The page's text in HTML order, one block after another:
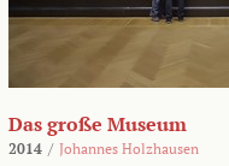
Das große Museum
2014 / Johannes Holzhausen